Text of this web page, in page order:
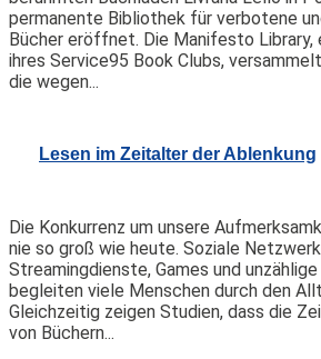
permanente Bibliothek für verbotene
Bücher eröffnet. Die Manifesto Library,
ihres Service95 Book Clubs,
die wegen...
Lesen im Zeitalter der Ablenkung
Die Konkurrenz um unsere
nie so groß wie heute. Soziale
Streamingdienste, Games und
begleiten viele Menschen durch den
Gleichzeitig zeigen Studien, dass die
von Büchern...